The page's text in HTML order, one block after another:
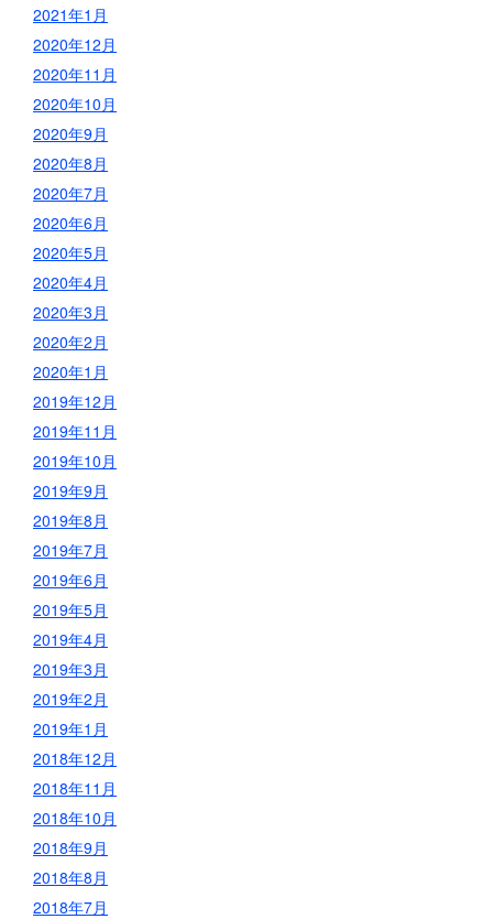
2021年1月
2020年12月
2020年11月
2020年10月
2020年9月
2020年8月
2020年7月
2020年6月
2020年5月
2020年4月
2020年3月
2020年2月
2020年1月
2019年12月
2019年11月
2019年10月
2019年9月
2019年8月
2019年7月
2019年6月
2019年5月
2019年4月
2019年3月
2019年2月
2019年1月
2018年12月
2018年11月
2018年10月
2018年9月
2018年8月
2018年7月